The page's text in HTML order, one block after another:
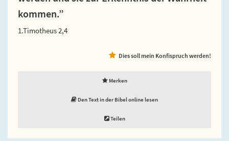
kommen.”
1.Timotheus 2,4
Dies soll mein Konfispruch werden!
Merken
Den Text in der Bibel online lesen
Teilen